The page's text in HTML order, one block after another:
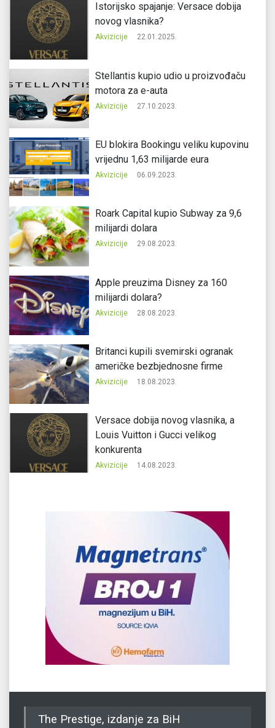
Istorijsko spajanje: Versace dobija
novog vlasnika?
Akvizicije 22.01.2025.
Stellantis kupio udio u proizvođaču
motora za e-auta
Akvizicije 27.10.2023.
EU blokira Bookingu veliku kupovinu
vrijednu 1,63 milijarde eura
Akvizicije 06.09.2023.
Roark Capital kupio Subway za 9,6
milijardi dolara
Akvizicije 29.08.2023.
Apple preuzima Disney za 160
milijardi dolara?
Akvizicije 28.08.2023.
Britanci kupili svemirski ogranak
američke bezbjednosne firme
Akvizicije 18.08.2023.
Versace dobija novog vlasnika, a
Louis Vuitton i Gucci velikog
konkurenta
Akvizicije 14.08.2023.
The Prestige, izdanje za BiH